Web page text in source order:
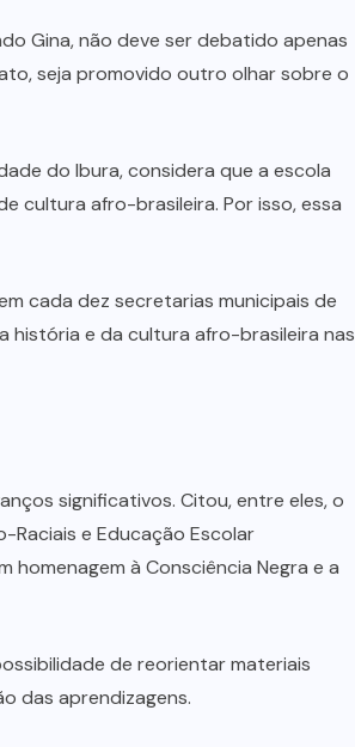
Gina, não deve ser debatido apenas
seja promovido outro olhar sobre o
do Ibura, considera que a escola
cultura afro-brasileira. Por isso, essa
cada dez secretarias municipais de
história e da cultura afro-brasileira nas
significativos. Citou, entre eles, o
Raciais e Educação Escolar
homenagem à Consciência Negra e a
de reorientar materiais
das aprendizagens.